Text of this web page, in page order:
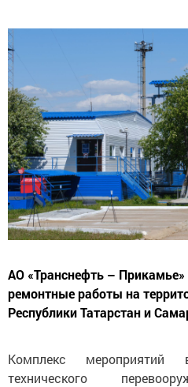
АО «Транснефть –
ремонтные работы на
Республики Татарстан и
Комплекс
технического